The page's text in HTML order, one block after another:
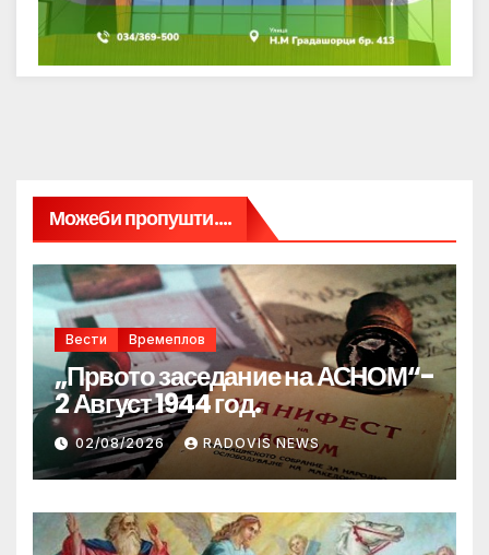
Можеби пропушти....
Вести Времеплов
„Првото заседание на АСНОМ“-
2 Август 1944 год.
02/08/2026 RADOVIS NEWS